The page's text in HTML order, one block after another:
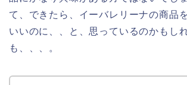
て、できたら、イーバレリーナの商品
いいのに、、と、思っているのかもし
も、、、。